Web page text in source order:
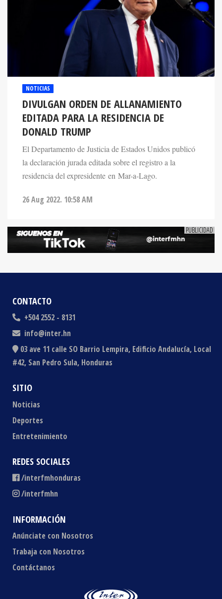
NOTICIAS
DIVULGAN ORDEN DE ALLANAMIENTO
EDITADA PARA LA RESIDENCIA DE
DONALD TRUMP
El Departamento de Justicia de Estados Unidos publicó
la declaración jurada editada sobre el registro a la
residencia del expresidente en Mar-a-Lago.
26 Aug 2022. 10:58 AM
CONTACTO
+504 2552 - 8131
info@inter.hn
03 ave 11 calle SO Barrio Lempira, Edificio Andalucía, Local
#42, San Pedro Sula, Honduras
SITIO
Noticias
Deportes
Entretenimiento
REDES SOCIALES
/interfmhonduras
/interfmhn
INFORMACIÓN
Anúnciate con Nosotros
Trabaja con Nosotros
Contáctanos